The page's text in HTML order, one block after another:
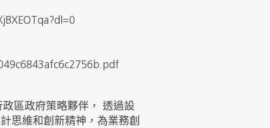
區政府策略夥伴， 透過設
思維和創新精神，為業務創